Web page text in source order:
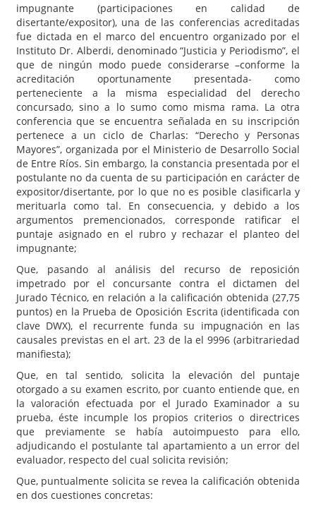
impugnante (participaciones en calidad de
disertante/expositor), una de las conferencias acreditadas
fue dictada en el marco del encuentro organizado por el
Instituto Dr. Alberdi, denominado “Justicia y Periodismo”, el
que de ningún modo puede considerarse –conforme la
acreditación oportunamente presentada- como
perteneciente a la misma especialidad del derecho
concursado, sino a lo sumo como misma rama. La otra
conferencia que se encuentra señalada en su inscripción
pertenece a un ciclo de Charlas: “Derecho y Personas
Mayores”, organizada por el Ministerio de Desarrollo Social
de Entre Ríos. Sin embargo, la constancia presentada por el
postulante no da cuenta de su participación en carácter de
expositor/disertante, por lo que no es posible clasificarla y
merituarla como tal. En consecuencia, y debido a los
argumentos premencionados, corresponde ratificar el
puntaje asignado en el rubro y rechazar el planteo del
impugnante;
Que, pasando al análisis del recurso de reposición
impetrado por el concursante contra el dictamen del
Jurado Técnico, en relación a la calificación obtenida (27,75
puntos) en la Prueba de Oposición Escrita (identificada con
clave DWX), el recurrente funda su impugnación en las
causales previstas en el art. 23 de la el 9996 (arbitrariedad
manifiesta);
Que, en tal sentido, solicita la elevación del puntaje
otorgado a su examen escrito, por cuanto entiende que, en
la valoración efectuada por el Jurado Examinador a su
prueba, éste incumple los propios criterios o directrices
que previamente se había autoimpuesto para ello,
adjudicando el postulante tal apartamiento a un error del
evaluador, respecto del cual solicita revisión;
Que, puntualmente solicita se revea la calificación obtenida
en dos cuestiones concretas: